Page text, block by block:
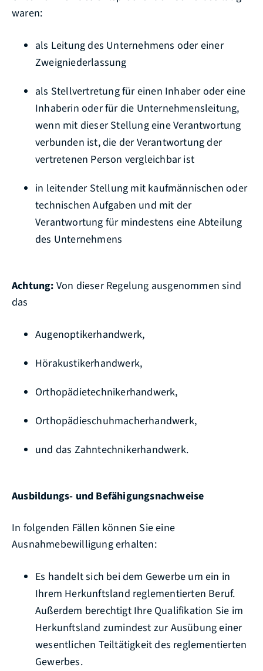
waren:
als Leitung des Unternehmens oder einer
Zweigniederlassung
als Stellvertretung für einen Inhaber oder eine
Inhaberin oder für die Unternehmensleitung,
wenn mit dieser Stellung eine Verantwortung
verbunden ist, die der Verantwortung der
vertretenen Person vergleichbar ist
in leitender Stellung mit kaufmännischen oder
technischen Aufgaben und mit der
Verantwortung für mindestens eine Abteilung
des Unternehmens
Achtung: Von dieser Regelung ausgenommen sind
das
Augenoptikerhandwerk,
Hörakustikerhandwerk,
Orthopädietechnikerhandwerk,
Orthopädieschuhmacherhandwerk,
und das Zahntechnikerhandwerk.
Ausbildungs- und Befähigungsnachweise
In folgenden Fällen können Sie eine
Ausnahmebewilligung erhalten:
Es handelt sich bei dem Gewerbe um ein in
Ihrem Herkunftsland reglementierten Beruf.
Außerdem berechtigt Ihre Qualifikation Sie im
Herkunftsland zumindest zur Ausübung einer
wesentlichen Teiltätigkeit des reglementierten
Gewerbes.